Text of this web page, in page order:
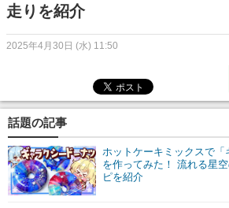
生放送
ニュース
マンガ
ニコニコQ
走りを紹介
2025年4月30日 (水) 11:50
話題の記事
ホットケーキミックスで「
を作ってみた！ 流れる星
ピを紹介